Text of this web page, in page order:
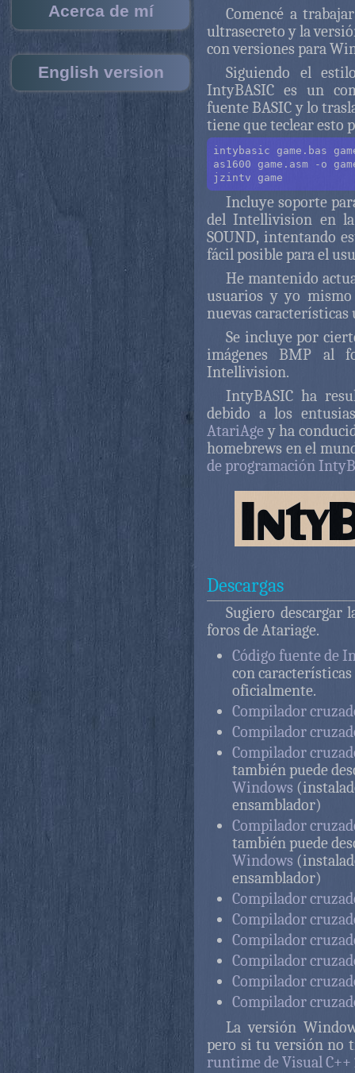
Acerca de mí
English version
Comencé a
ultrasecreto y la
con versiones para
Siguiendo el
IntyBASIC es un
fuente BASIC y lo
tiene que teclear esto
intybasic game.bas
as1600 game.asm -o
jzintv game
Incluye soporte
del Intellivision en
SOUND, intentando
fácil posible para el
He mantenido
usuarios y yo
nuevas características
Se incluye por
imágenes BMP al
Intellivision.
IntyBASIC ha
debido a los
AtariAgey ha
homebrews en el
de programación
Descargas
Sugiero descargar
foros de Atariage.
Código fuente de
con
oficialmente.
Compilador
Compilador
Compilador
también puede
Windows
ensamblador)
Compilador
también puede
Windows
ensamblador)
Compilador
Compilador
Compilador
Compilador
Compilador
Compilador
La versión
pero si tu versión no
runtime de Visual C++